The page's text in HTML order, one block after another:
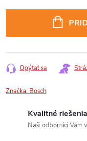
Opýtať sa
Značka: Bosch
Kvalitné riešenia
Naši odborníci Vám